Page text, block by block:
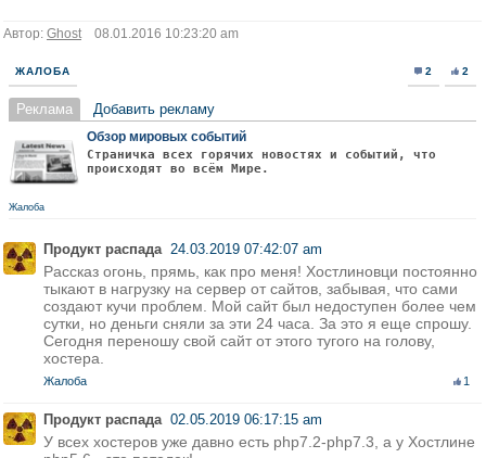
Автор: Ghost08.01.2016 10:23:20 am
ЖАЛОБА 2 2
Реклама Добавить рекламу
Обзор мировых событий
Страничка всех горячих новостях и событий, что
происходят во всём Мире.
Жалоба
Продукт распада 24.03.2019 07:42:07 am
Рассказ огонь, прямь, как про меня! Хостлиновци постоянно
тыкают в нагрузку на сервер от сайтов, забывая, что сами
создают кучи проблем. Мой сайт был недоступен более чем
сутки, но деньги сняли за эти 24 часа. За это я еще спрошу.
Сегодня переношу свой сайт от этого тугого на голову,
хостера.
Жалоба 1
Продукт распада 02.05.2019 06:17:15 am
У всех хостеров уже давно есть php7.2-php7.3, а у Хостлине